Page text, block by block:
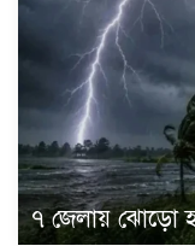
৭ জেলায় ঝোড়ো